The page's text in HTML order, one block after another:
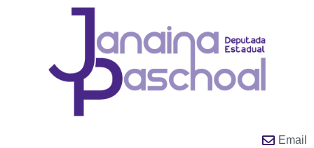
Email